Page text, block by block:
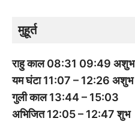
मुहूर्त
राहु काल 08:31 09:49 अशुभ
यम घंटा 11:07 – 12:26 अशुभ
गुली काल 13:44 – 15:03
अभिजित 12:05 – 12:47 शुभ